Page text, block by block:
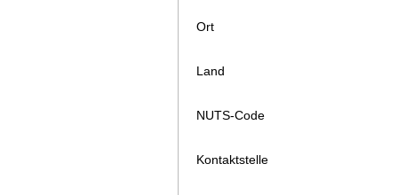
Ort
Land
NUTS-Code
Kontaktstelle